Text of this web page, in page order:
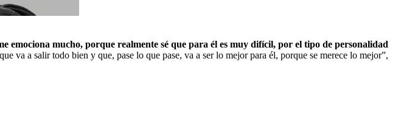
emociona mucho, porque realmente sé que para él es muy difícil, por el tipo de personalidad
va a salir todo bien y que, pase lo que pase, va a ser lo mejor para él, porque se merece lo mejor”,